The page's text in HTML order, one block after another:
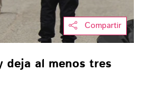
Compartir
deja al menos tres